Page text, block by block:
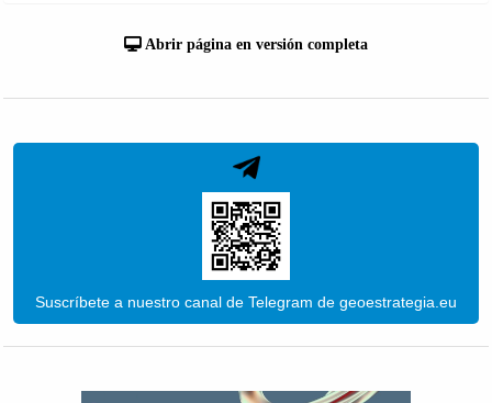
Abrir página en versión completa
Suscríbete a nuestro canal de Telegram de geoestrategia.eu